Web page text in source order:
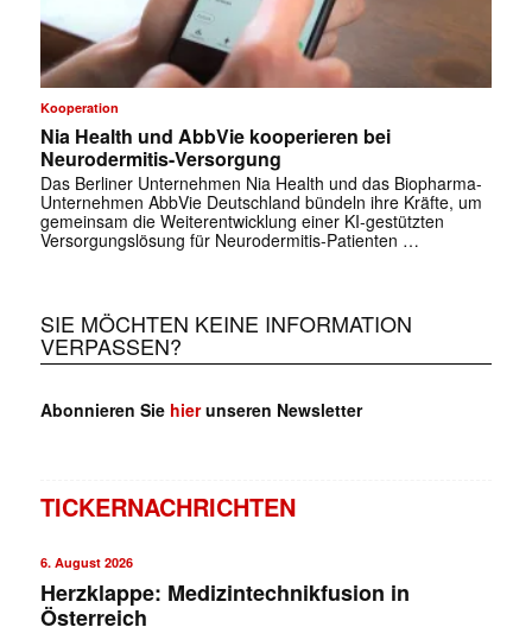
Kooperation
Nia Health und AbbVie kooperieren bei
Neurodermitis-Versorgung
Das Berliner Unternehmen Nia Health und das Biopharma-
Unternehmen AbbVie Deutschland bündeln ihre Kräfte, um
gemeinsam die Weiterentwicklung einer KI-gestützten
Versorgungslösung für Neurodermitis-Patienten …
SIE MÖCHTEN KEINE INFORMATION
VERPASSEN?
Abonnieren Sie hierunseren Newsletter
TICKERNACHRICHTEN
6. August 2026
Herzklappe: Medizintechnikfusion in
Österreich